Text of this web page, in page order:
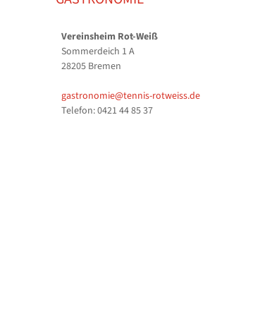
Vereinsheim Rot-Weiß
Sommerdeich 1 A
28205 Bremen
gastronomie@tennis-rotweiss.de
Telefon: 0421 44 85 37